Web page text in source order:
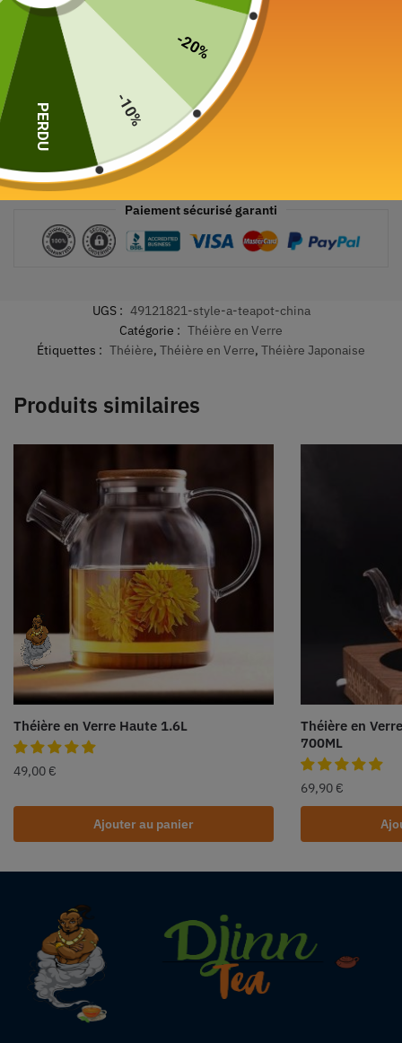
Paiement sécurisé garanti
UGS : 49121821-style-a-teapot-china
Catégorie : Théière en Verre
Étiquettes : Théière, Théière en Verre, Théière Japonaise
Produits similaires
Théière en Verre Haute 1.6L
49,00 €
Ajouter au panier
Théière en
700ML
69,90 €
-20%
-10%
PERDU